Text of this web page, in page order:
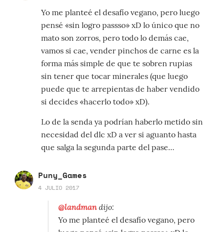
Yo me planteé el desafío vegano, pero luego
pensé «sin logro passso» xD lo único que no
mato son zorros, pero todo lo demás cae,
vamos si cae, vender pinchos de carne es la
forma más simple de que te sobren rupias
sin tener que tocar minerales (que luego
puede que te arrepientas de haber vendido
si decides «hacerlo todo» xD).
Lo de la senda ya podrían haberlo metido sin
necesidad del dlc xD a ver si aguanto hasta
que salga la segunda parte del pase…
Puny_Games
4 JULIO 2017
@landmandijo:
Yo me planteé el desafío vegano, pero